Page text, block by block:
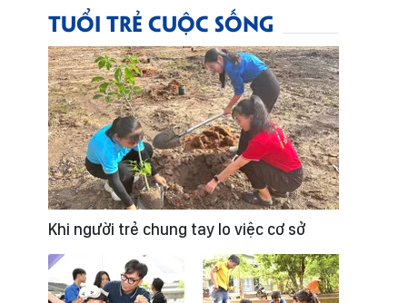
TUỔI TRẺ CUỘC SỐNG
Khi người trẻ chung tay lo việc cơ sở